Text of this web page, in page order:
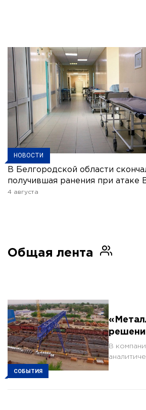
НОВОСТИ
В Белгородской области
получившая ранения при атаке
4 августа
Общая лента
СОБЫТИЯ
В